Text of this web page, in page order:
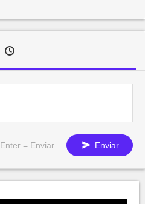
Enter = Enviar Enviar